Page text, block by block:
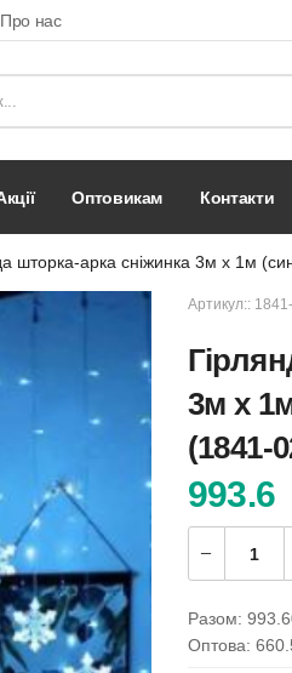
Про нас
акції оптовикам контакти
шторка-арка сніжинка 3м х 1м
Артикул::
3м х
(1841-
993.6
Разом:
Оптова: